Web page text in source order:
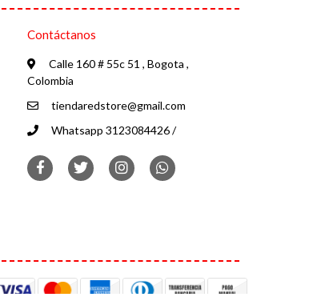
Contáctanos
Calle 160 # 55c 51 , Bogota ,
Colombia
tiendaredstore@gmail.com
Whatsapp 3123084426 /